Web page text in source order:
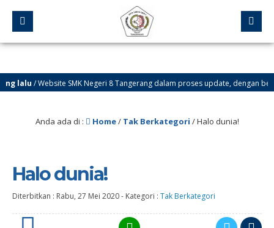
lalu/ Website SMK Negeri 8 Tangerang dalam proses update, dengan
Anda ada di : Home/ Tak Berkategori /Halo dunia!
Halo dunia!
Diterbitkan : Rabu, 27 Mei 2020- Kategori : Tak Berkategori